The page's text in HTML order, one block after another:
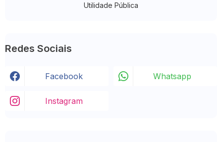
Utilidade Pública
Redes Sociais
Facebook Whatsapp
Instagram